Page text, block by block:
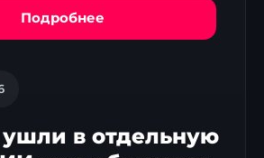
Подробнее
в отдельную